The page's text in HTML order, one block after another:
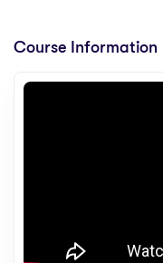
Course Information